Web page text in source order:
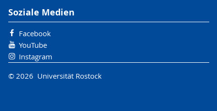
Soziale Medien
Facebook
YouTube
Instagram
© 2026 Universität Rostock